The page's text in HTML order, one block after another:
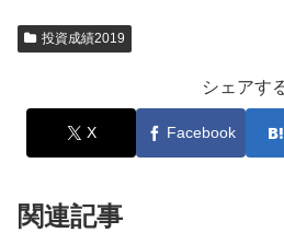
投資成績2019
シェアす
X Facebook
関連記事